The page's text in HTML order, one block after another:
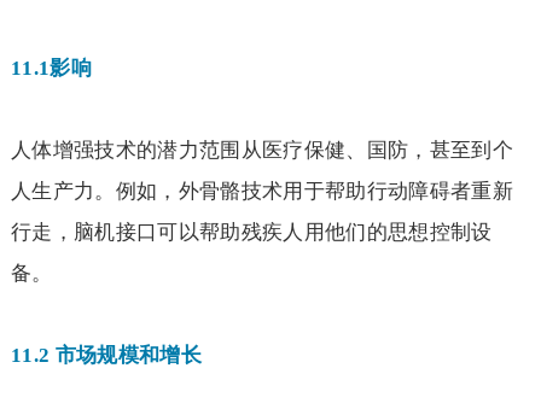
11.1影响
人体增强技术的潜力范围从医疗保健、国防，甚至到个
人生产力。例如，外骨骼技术用于帮助行动障碍者重新
行走，脑机接口可以帮助残疾人用他们的思想控制设
备。
11.2 市场规模和增长